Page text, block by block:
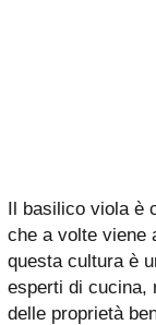
Il basilico viola è
che a volte viene
questa cultura è
esperti di cucina,
delle proprietà